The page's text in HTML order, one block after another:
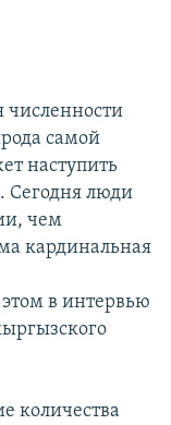
численности
самой
наступить
Сегодня люди
чем
кардинальная
в интервью
количества